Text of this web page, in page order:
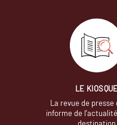
LE
La revue de presse
informe de
destination